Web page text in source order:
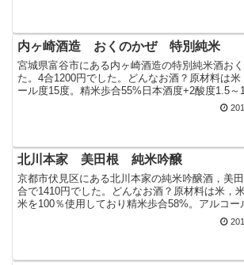
内ヶ崎酒造 おくのかぜ 特別純米
宮城県富谷市にある内ヶ崎酒造の特別純米酒お
た。4合1200円でした。どんなお酒？原材料は
ール度15度。精米歩合55%日本酒度+2酸度1.5～
ぼ透明。口に含むと酸味とドライさをともな...
北川本家 美田根 純米吟醸
京都市伏見区にある北川本家の純米吟醸酒，美
合で1410円でした。どんなお酒？原材料は米，
米を100％使用しており精米歩合58%。アルコー
生，滋賀県長浜市田根地区の共同による酒だそ